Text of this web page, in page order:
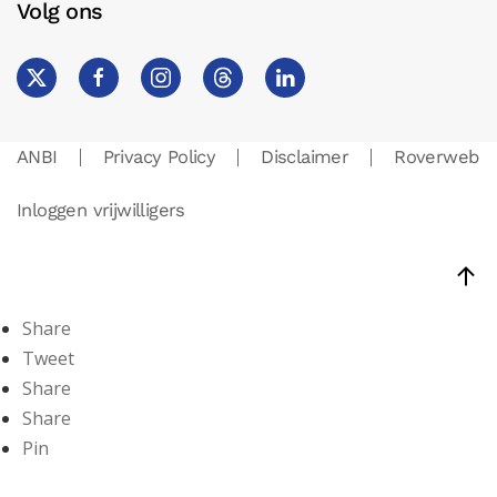
Volg ons
ANBI Privacy Policy Disclaimer Roverweb
Inloggen vrijwilligers
Share
Tweet
Share
Share
Pin